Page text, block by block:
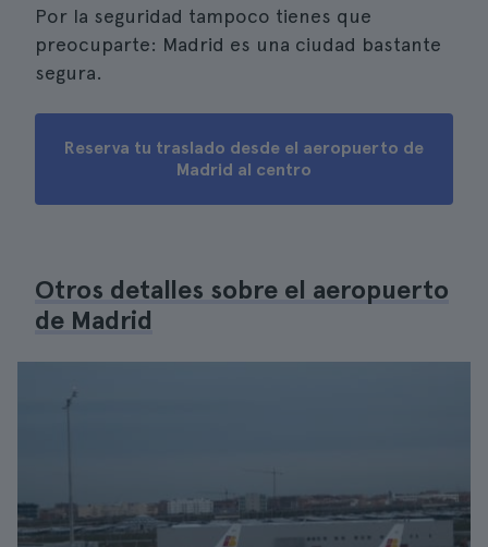
Por la seguridad tampoco tienes que
preocuparte: Madrid es una ciudad bastante
segura.
Reserva tu traslado desde el aeropuerto de
Madrid al centro
Otros detalles sobre el aeropuerto
de Madrid